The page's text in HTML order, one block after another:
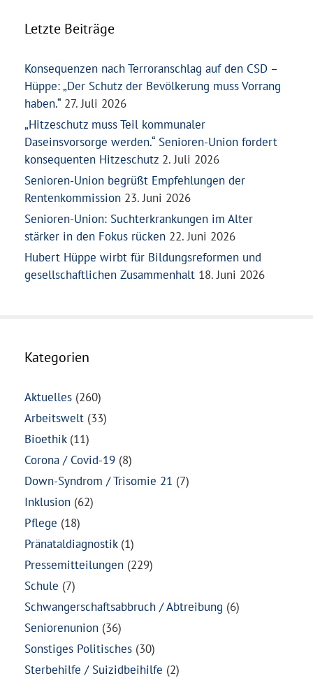
Letzte Beiträge
Konsequenzen nach Terroranschlag auf den CSD –
Hüppe: „Der Schutz der Bevölkerung muss Vorrang
haben.“ 27. Juli 2026
„Hitzeschutz muss Teil kommunaler
Daseinsvorsorge werden.“ Senioren-Union fordert
konsequenten Hitzeschutz 2. Juli 2026
Senioren-Union begrüßt Empfehlungen der
Rentenkommission 23. Juni 2026
Senioren-Union: Suchterkrankungen im Alter
stärker in den Fokus rücken 22. Juni 2026
Hubert Hüppe wirbt für Bildungsreformen und
gesellschaftlichen Zusammenhalt 18. Juni 2026
Kategorien
Aktuelles (260)
Arbeitswelt (33)
Bioethik(11)
Corona / Covid-19 (8)
Down-Syndrom / Trisomie 21 (7)
Inklusion (62)
Pflege (18)
Pränataldiagnostik(1)
Pressemitteilungen (229)
Schule (7)
Schwangerschaftsabbruch / Abtreibung (6)
Seniorenunion (36)
Sonstiges Politisches (30)
Sterbehilfe / Suizidbeihilfe (2)